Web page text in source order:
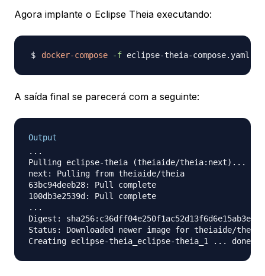
Agora implante o Eclipse Theia executando:
docker-compose -f eclipse-theia-compose.yaml
A saída final se parecerá com a seguinte:
Output
...
Pulling eclipse-theia (theiaide/theia:next)...
next: Pulling from theiaide/theia
63bc94deeb28: Pull complete
100db3e2539d: Pull complete
...
Digest:
Status: Downloaded newer image for theiaide/